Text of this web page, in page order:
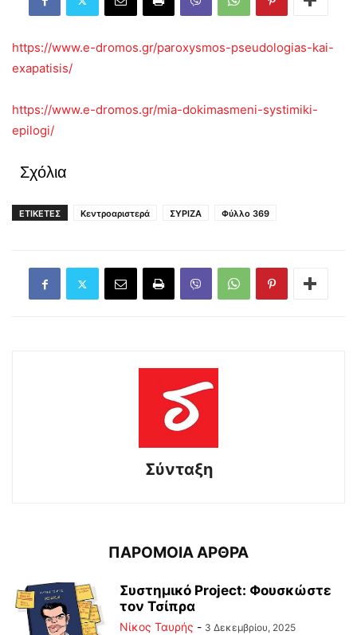
https://www.e-dromos.gr/paroxysmos-pseudologias-kai-
exapatisis/
https://www.e-dromos.gr/mia-dokimasmeni-systimiki-
epilogi/
Σχόλια
ΕΤΙΚΕΤΕΣ Κεντροαριστερά ΣΥΡΙΖΑ Φύλλο 369
Σύνταξη
ΠΑΡΟΜΟΙΑ ΑΡΘΡΑ
Συστημικό Project: Φουσκώστε
τον Τσίπρα
Νίκος Ταυρής - 3 Δεκεμβρίου, 2025